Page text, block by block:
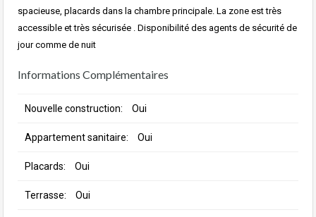
spacieuse, placards dans la chambre principale. La zone est très
accessible et très sécurisée . Disponibilité des agents de sécurité de
jour comme de nuit
Informations Complémentaires
Nouvelle construction: Oui
Appartement sanitaire: Oui
Placards: Oui
Terrasse: Oui